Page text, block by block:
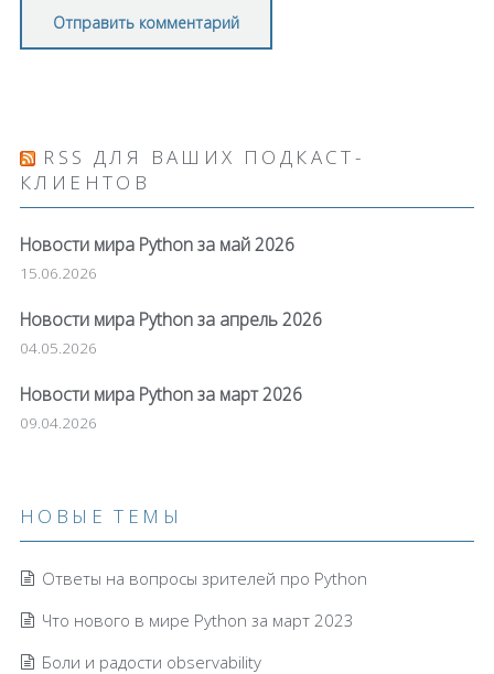
RSS ДЛЯ ВАШИХ ПОДКАСТ-
КЛИЕНТОВ
Новости мира Python за май 2026
15.06.2026
Новости мира Python за апрель 2026
04.05.2026
Новости мира Python за март 2026
09.04.2026
НОВЫЕ ТЕМЫ
Ответы на вопросы зрителей про Python
Что нового в мире Python за март 2023
Боли и радости observability